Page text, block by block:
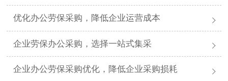
优化办公劳保采购，降低企业运营成本
企业劳保办公采购，选择一站式集采
企业办公劳保采购优化，降低企业采购损耗